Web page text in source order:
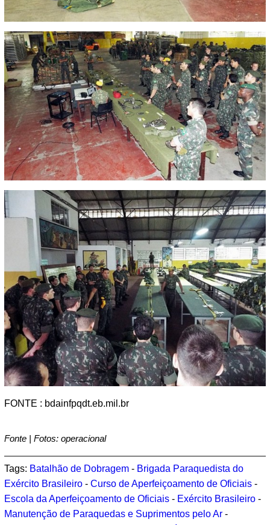
FONTE : bdainfpqdt.eb.mil.br
Fonte | Fotos: operacional
Tags: Batalhão de Dobragem - Brigada Paraquedista do
Exército Brasileiro - Curso de Aperfeiçoamento de Oficiais -
Escola da Aperfeiçoamento de Oficiais - Exército Brasileiro -
Manutenção de Paraquedas e Suprimentos pelo Ar -